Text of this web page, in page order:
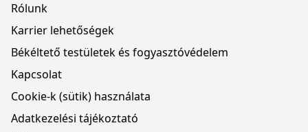
Rólunk
Karrier lehetőségek
Békéltető testületek és fogyasztóvédelem
Kapcsolat
Cookie-k (sütik) használata
Adatkezelési tájékoztató